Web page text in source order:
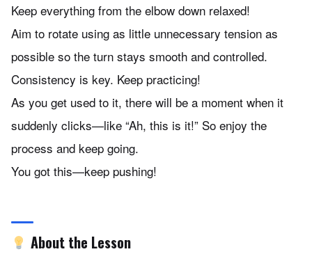
Keep everything from the elbow down relaxed!
Aim to rotate using as little unnecessary tension as
possible so the turn stays smooth and controlled.
Consistency is key. Keep practicing!
As you get used to it, there will be a moment when it
suddenly clicks—like “Ah, this is it!” So enjoy the
process and keep going.
You got this—keep pushing!
About the Lesson